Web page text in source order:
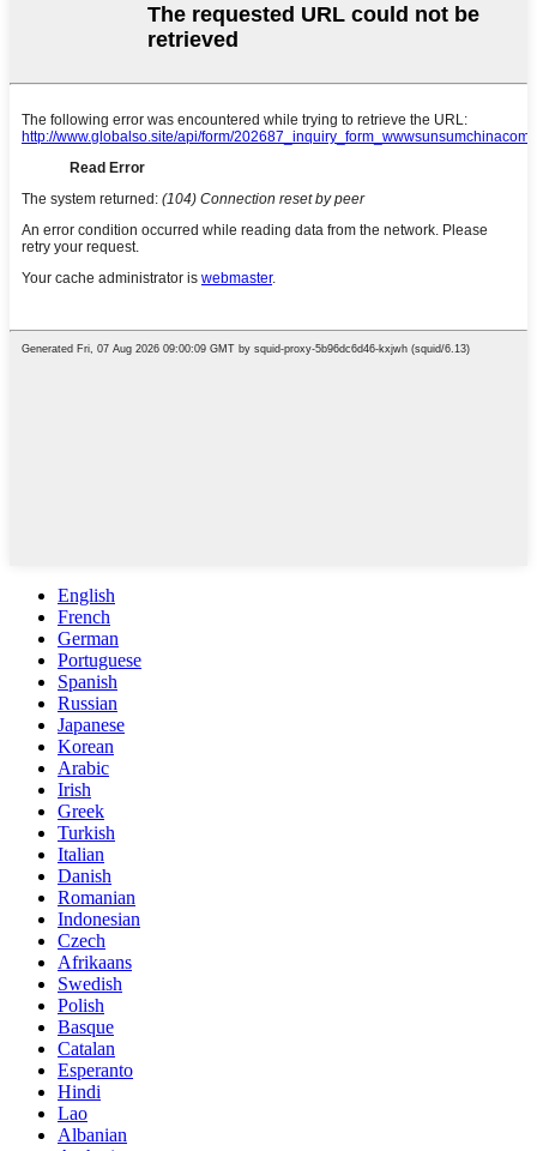
English
French
German
Portuguese
Spanish
Russian
Japanese
Korean
Arabic
Irish
Greek
Turkish
Italian
Danish
Romanian
Indonesian
Czech
Afrikaans
Swedish
Polish
Basque
Catalan
Esperanto
Hindi
Lao
Albanian